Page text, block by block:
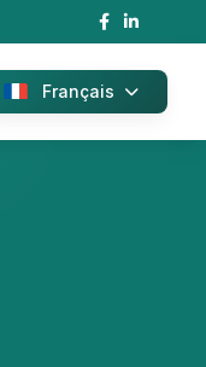
Français